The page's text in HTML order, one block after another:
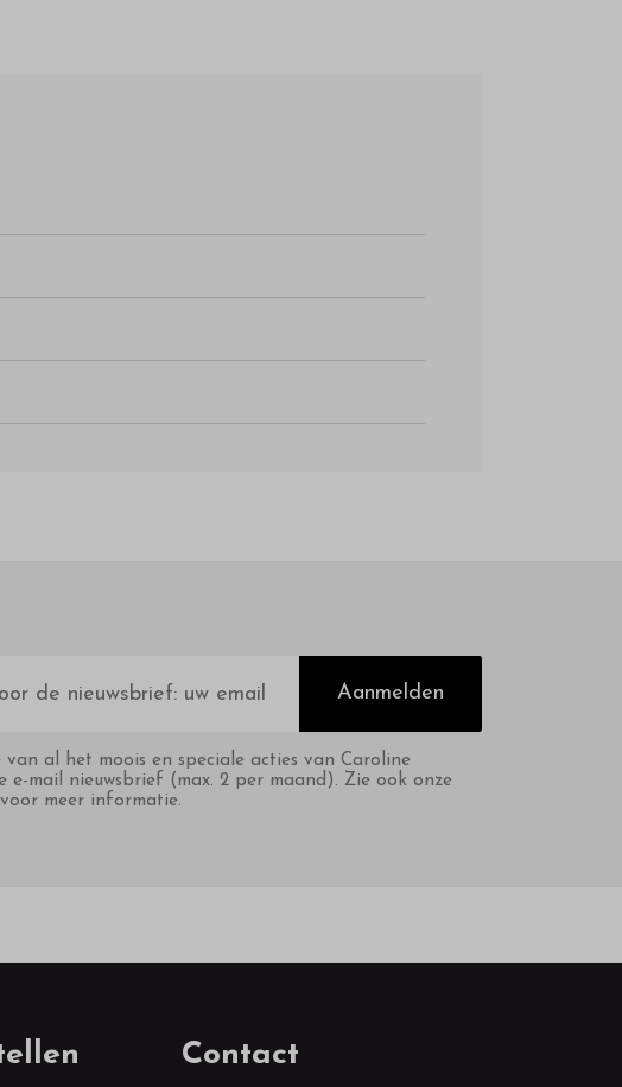
Aanmelden
al het moois en speciale acties van Caroline
e-mail nieuwsbrief (max. 2 per maand). Zie ook onze
meer informatie.
Contact